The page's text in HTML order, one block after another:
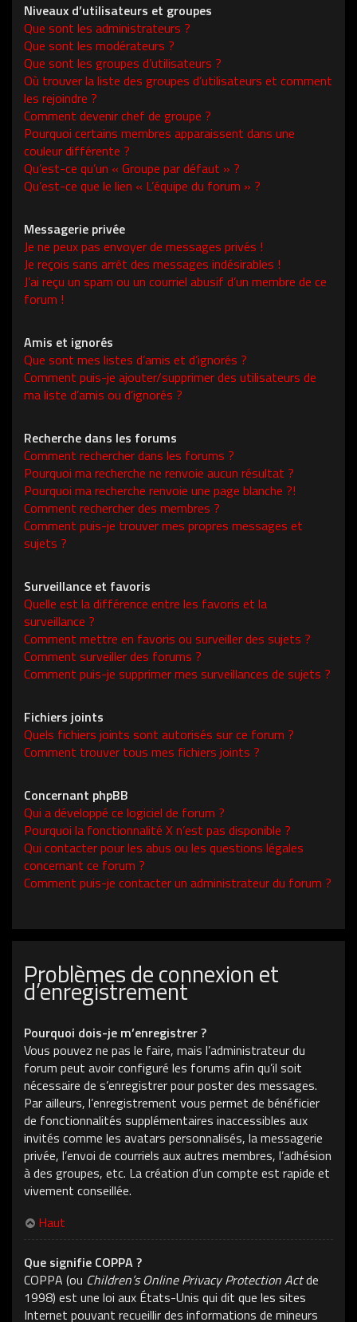
Niveaux d’utilisateurs et groupes
Que sont les administrateurs ?
Que sont les modérateurs ?
Que sont les groupes d’utilisateurs ?
Où trouver la liste des groupes d’utilisateurs et comment
les rejoindre ?
Comment devenir chef de groupe ?
Pourquoi certains membres apparaissent dans une
couleur différente ?
Qu’est-ce qu’un « Groupe par défaut » ?
Qu’est-ce que le lien « L’équipe du forum » ?
Messagerie privée
Je ne peux pas envoyer de messages privés !
Je reçois sans arrêt des messages indésirables !
J’ai reçu un spam ou un courriel abusif d’un membre de ce
forum !
Amis et ignorés
Que sont mes listes d’amis et d’ignorés ?
Comment puis-je ajouter/supprimer des utilisateurs de
ma liste d’amis ou d’ignorés ?
Recherche dans les forums
Comment rechercher dans les forums ?
Pourquoi ma recherche ne renvoie aucun résultat ?
Pourquoi ma recherche renvoie une page blanche ?!
Comment rechercher des membres ?
Comment puis-je trouver mes propres messages et
sujets ?
Surveillance et favoris
Quelle est la différence entre les favoris et la
surveillance ?
Comment mettre en favoris ou surveiller des sujets ?
Comment surveiller des forums ?
Comment puis-je supprimer mes surveillances de sujets ?
Fichiers joints
Quels fichiers joints sont autorisés sur ce forum ?
Comment trouver tous mes fichiers joints ?
Concernant phpBB
Qui a développé ce logiciel de forum ?
Pourquoi la fonctionnalité X n’est pas disponible ?
Qui contacter pour les abus ou les questions légales
concernant ce forum ?
Comment puis-je contacter un administrateur du forum ?
Problèmes de connexion et
d’enregistrement
Pourquoi dois-je m’enregistrer ?
Vous pouvez ne pas le faire, mais l’administrateur du
forum peut avoir configuré les forums afin qu’il soit
nécessaire de s’enregistrer pour poster des messages.
Par ailleurs, l’enregistrement vous permet de bénéficier
de fonctionnalités supplémentaires inaccessibles aux
invités comme les avatars personnalisés, la messagerie
privée, l’envoi de courriels aux autres membres, l’adhésion
à des groupes, etc. La création d’un compte est rapide et
vivement conseillée.
Haut
Que signifie COPPA ?
COPPA (ou Children’s Online Privacy Protection Actde
1998) est une loi aux États-Unis qui dit que les sites
Internet pouvant recueillir des informations de mineurs